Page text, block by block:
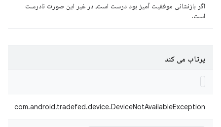
اگر بازنشانی موفقیت آمیز بود درست است، در غیر این صورت نادرست
است.
پرتاب می کند
com.android.tradefed.device.DeviceNotAvailableException